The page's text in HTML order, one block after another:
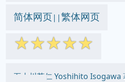
简体网页||繁体网页
☆☆☆☆☆
五十川芳仁 Yoshihito Isogawa